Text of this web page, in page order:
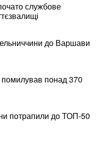
службове
до Варшави
понад 370
потрапили до ТОП-50